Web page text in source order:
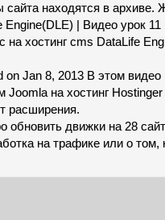
сайта находятся в
| Видео урок 11
на хостинг cms DataLife
Jan 8, 2013 В этом видео
Joomla на хостинг
расширения.
обновить движки на 28
на трафике или о том,